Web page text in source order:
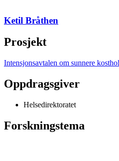
Ketil Bråthen
Prosjekt
Intensjonsavtalen om sunnere
Oppdragsgiver
Helsedirektoratet
Forskningstema